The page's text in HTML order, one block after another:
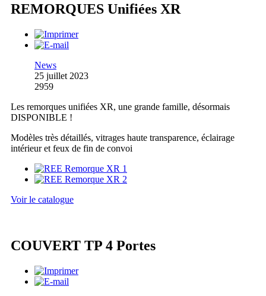
REMORQUES Unifiées XR
News
25 juillet 2023
2959
Les remorques unifiées XR, une grande famille, désormais
DISPONIBLE !
Modèles très détaillés, vitrages haute transparence, éclairage
intérieur et feux de fin de convoi
Voir le catalogue
COUVERT TP 4 Portes